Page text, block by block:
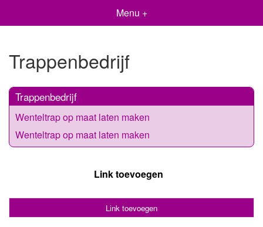
Menu +
Trappenbedrijf
Trappenbedrijf
Wenteltrap op maat laten maken
Wenteltrap op maat laten maken
Link toevoegen
Link toevoegen